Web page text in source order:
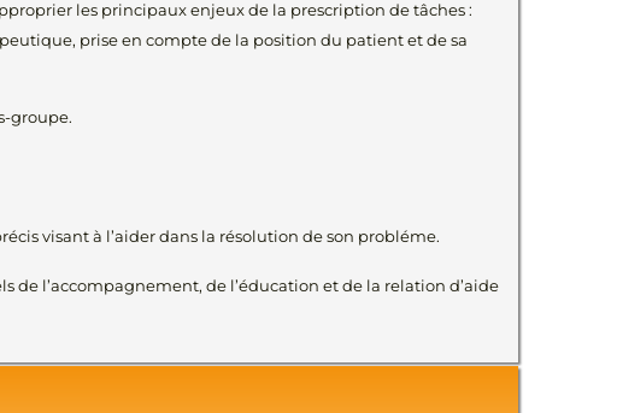
les principaux enjeux de la prescription de tâches :
prise en compte de la position du patient et de sa
groupe.
visant à l’aider dans la résolution de son probléme.
de l’accompagnement, de l’éducation et de la relation d’aide